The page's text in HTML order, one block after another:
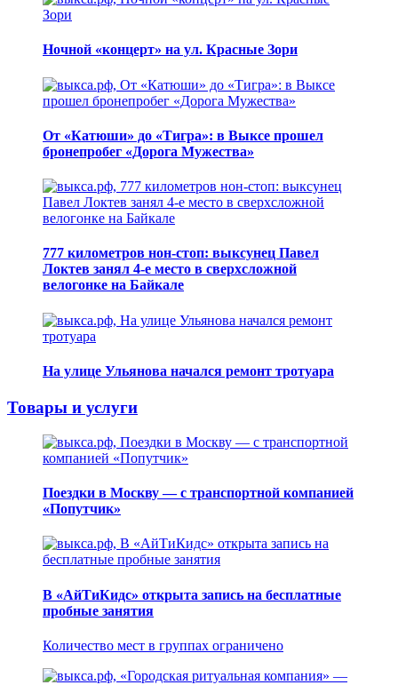
Ночной «концерт» на ул. Красные Зори
От «Катюши» до «Тигра»: в Выксе прошел
бронепробег «Дорога Мужества»
777 километров нон-стоп: выксунец Павел
Локтев занял 4-е место в сверхсложной
велогонке на Байкале
На улице Ульянова начался ремонт тротуара
Товары и услуги
Поездки в Москву — с транспортной компанией
«Попутчик»
В «АйТиКидс» открыта запись на бесплатные
пробные занятия
Количество мест в группах ограничено